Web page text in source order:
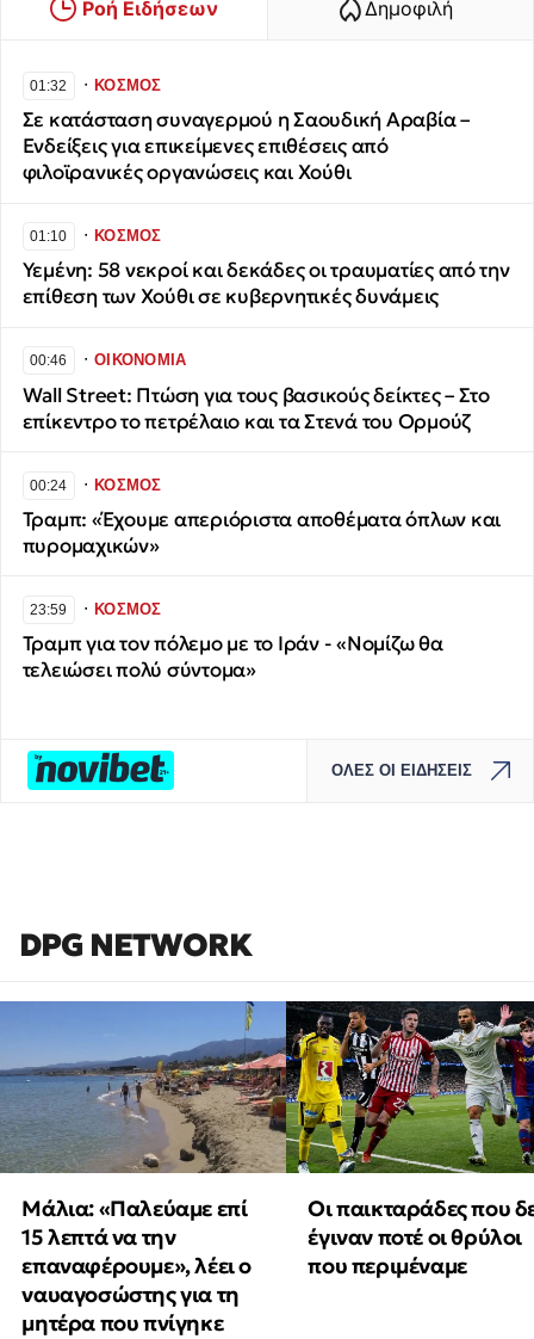
Ροή Ειδήσεων Δημοφιλή
01:32 ∙ΚΟΣΜΟΣ
Σε κατάσταση συναγερμού η Σαουδική Αραβία –
Ενδείξεις για επικείμενες επιθέσεις από
φιλοϊρανικές οργανώσεις και Χούθι
01:10 ∙ΚΟΣΜΟΣ
Υεμένη: 58 νεκροί και δεκάδες οι τραυματίες από την
επίθεση των Χούθι σε κυβερνητικές δυνάμεις
00:46 ∙ΟΙΚΟΝΟΜΙΑ
Wall Street: Πτώση για τους βασικούς δείκτες – Στο
επίκεντρο το πετρέλαιο και τα Στενά του Ορμούζ
00:24 ∙ΚΟΣΜΟΣ
Τραμπ: «Έχουμε απεριόριστα αποθέματα όπλων και
πυρομαχικών»
23:59 ∙ΚΟΣΜΟΣ
Τραμπ για τον πόλεμο με το Ιράν - «Νομίζω θα
τελειώσει πολύ σύντομα»
ΟΛΕΣ ΟΙ ΕΙΔΗΣΕΙΣ
DPG NETWORK
Μάλια: «Παλεύαμε επί
15 λεπτά να την
επαναφέρουμε», λέει ο
ναυαγοσώστης για τη
μητέρα που πνίγηκε
Οι παικταράδες που
έγιναν ποτέ οι θρύλοι
που περιμέναμε